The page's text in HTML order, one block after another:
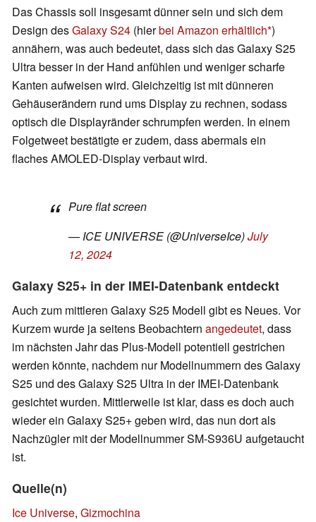
Das Chassis soll insgesamt dünner sein und sich dem
Design desGalaxy S24 (hierbei Amazon erhältlich )
annähern, was auch bedeutet, dass sich das Galaxy S25
Ultra besser in der Hand anfühlen und weniger scharfe
Kanten aufweisen wird. Gleichzeitig ist mit dünneren
Gehäuserändern rund ums Display zu rechnen, sodass
optisch die Displayränder schrumpfen werden. In einem
Folgetweet bestätigte er zudem, dass abermals ein
flaches AMOLED-Display verbaut wird.
Pure flat screen
— ICE UNIVERSE (@UniverseIce)July
12, 2024
Galaxy S25+ in der IMEI-Datenbank entdeckt
Auch zum mittleren Galaxy S25 Modell gibt es Neues. Vor
Kurzem wurde ja seitens Beobachtern angedeutet, dass
im nächsten Jahr das Plus-Modell potentiell gestrichen
werden könnte, nachdem nur Modellnummern des Galaxy
S25 und des Galaxy S25 Ultra in der IMEI-Datenbank
gesichtet wurden. Mittlerweile ist klar, dass es doch auch
wieder ein Galaxy S25+ geben wird, das nun dort als
Nachzügler mit der Modellnummer SM-S936U aufgetaucht
ist.
Quelle(n)
Ice Universe, Gizmochina